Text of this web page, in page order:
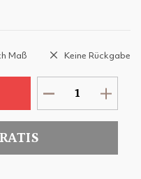
Maß Keine Rückgabe